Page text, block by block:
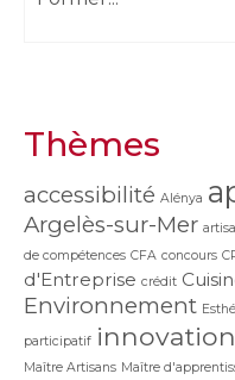
Thèmes
accessibilité Alénya
Argelès-sur-Mer
de compétences CFA concours
d'Entreprise crédit
Environnement
participatif innovation
Maître Artisans Maître